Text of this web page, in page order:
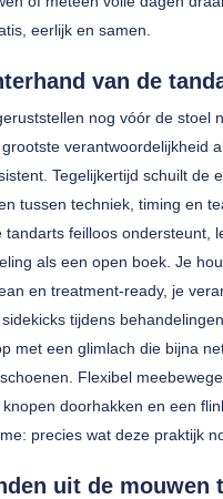
eerlijk en samen.
van de
nog vóór de stoel
verantwoordelijkheid
Tegelijkertijd schuilt de
tussen techniek, timing en
tandarts feilloos ondersteunt,
als een open boek. Je
en treatment-ready, je
tijdens
met een glimlach die bijna
Flexibel
doorhakken en een
precies wat deze praktijk
uit de mouwen